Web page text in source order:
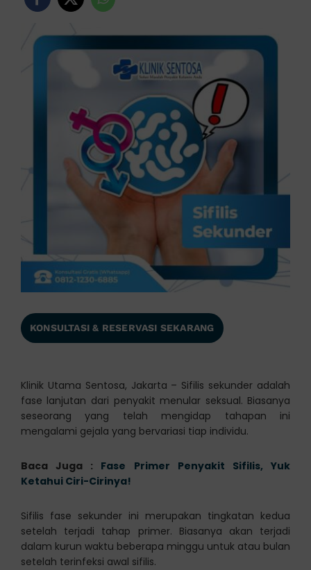
KONSULTASI & RESERVASI SEKARANG
Klinik Utama Sentosa, Jakarta – Sifilis sekunder adalah
fase lanjutan dari penyakit menular seksual. Biasanya
seseorang yang telah mengidap tahapan ini
mengalami gejala yang bervariasi tiap individu.
Baca Juga : Fase Primer Penyakit Sifilis, Yuk
Ketahui Ciri-Cirinya!
Sifilis fase sekunder ini merupakan tingkatan kedua
setelah terjadi tahap primer. Biasanya akan terjadi
dalam kurun waktu beberapa minggu untuk atau bulan
setelah terinfeksi awal sifilis.